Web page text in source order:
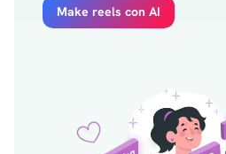
Make reels con AI